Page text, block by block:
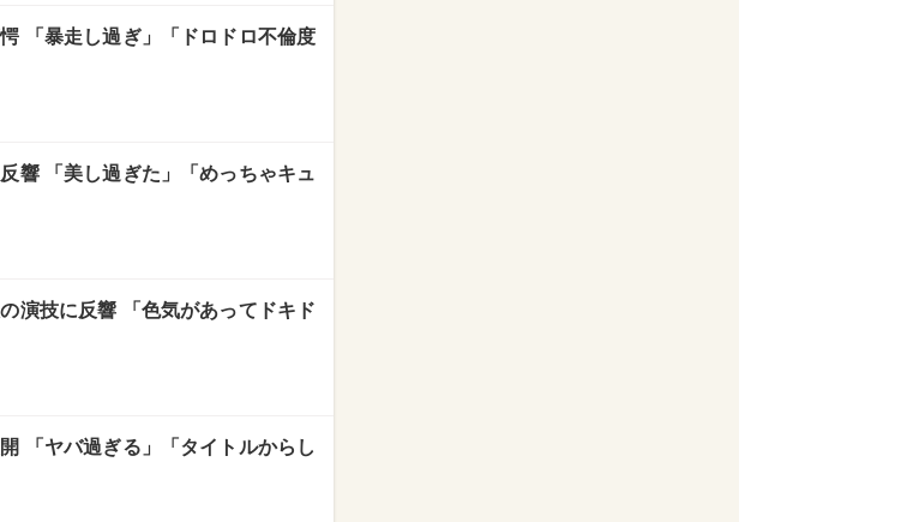
「暴走し過ぎ」「ドロドロ不倫度
響 「美し過ぎた」「めっちゃキュ
演技に反響 「色気があってドキド
「ヤバ過ぎる」「タイトルからし